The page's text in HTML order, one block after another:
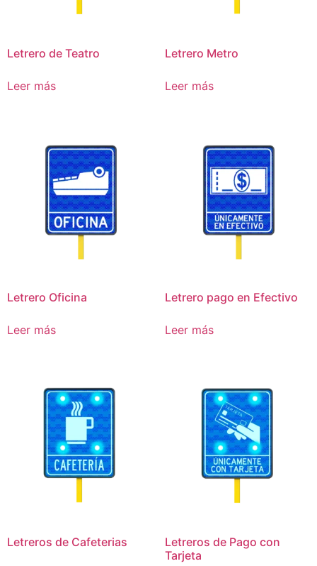
Letrero de Teatro
Leer más
Letrero Metro
Leer más
Letrero Oficina
Leer más
Letrero pago en Efectivo
Leer más
Letreros de Cafeterias
Letreros de Pago con
Tarjeta